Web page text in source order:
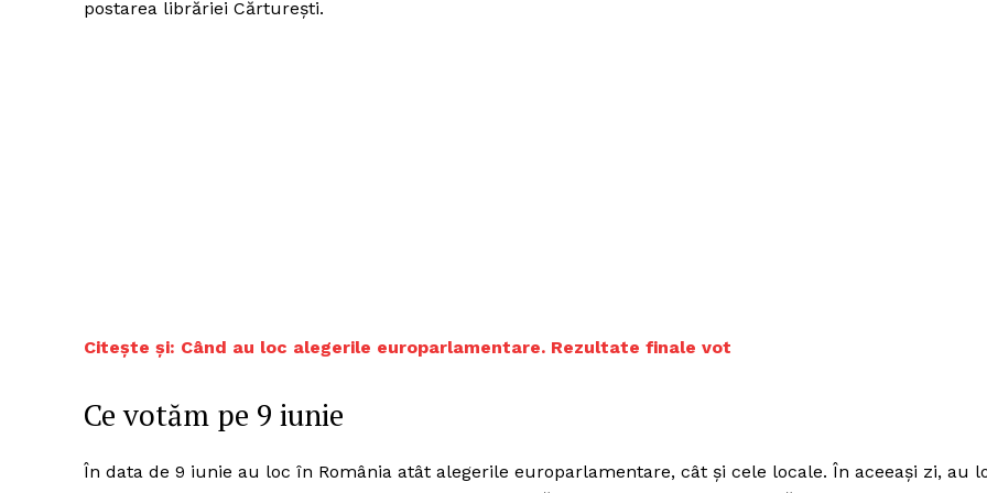
postarea librăriei Cărturești.
Citește și: Când au loc alegerile europarlamentare. Rezultate finale vot
Ce votăm pe 9 iunie
În data de 9 iunie au loc în România atât alegerile europarlamentare, cât și cele locale. În aceeași zi, au